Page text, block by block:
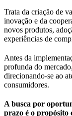
Trata da criação de
inovação e da
novos produtos,
experiências de
Antes da
profunda do
direcionando-se ao
consumidores.
A busca por
prazo é o propósito